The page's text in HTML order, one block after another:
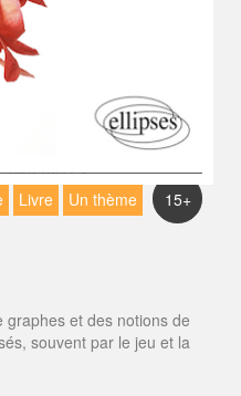
Livre Un thème 15+
graphes et des notions de
souvent par le jeu et la